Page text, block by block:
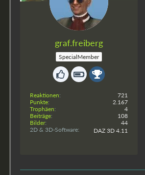
graf.freiberg
SpecialMember
Reaktionen
721
Punkte
2.167
Trophäen
4
Beiträge
108
Bilder
44
2D & 3D-Software
DAZ 3D 4.11